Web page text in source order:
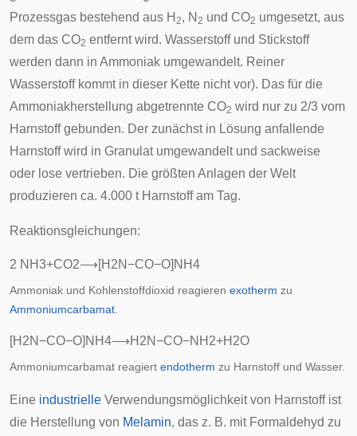
Prozessgas bestehend aus H 2, N 2 und CO2 umgesetzt, aus
dem das CO2 entfernt wird. Wasserstoff und Stickstoff
werden dann in Ammoniak umgewandelt. Reiner
Wasserstoff kommt in dieser Kette nicht vor). Das für die
Ammoniakherstellung abgetrennte CO2 wird nur zu 2/3 vom
Harnstoff gebunden. Der zunächst in Lösung anfallende
Harnstoff wird in Granulat umgewandelt und sackweise
oder lose vertrieben. Die größten Anlagen der Welt
produzieren ca. 4.000 t Harnstoff am Tag.
Reaktionsgleichungen:
2 N H3+CO2⟶[H 2N−CO−O] N H4
Ammoniak und Kohlenstoffdioxid reagieren exotherm zu
Ammoniumcarbamat
[H 2N−CO−O] N H4⟶H 2N−CO−N H 2+H 2O
Ammoniumcarbamat reagiert endotherm zu Harnstoff und Wasser.
Eine industrielle Verwendungsmöglichkeit von Harnstoff ist
die Herstellung von Melamin, das z. B. mit Formaldehyd zu